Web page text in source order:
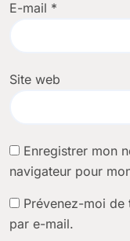
E-mail *
Site web
Enregistrer mon
navigateur pour
Prévenez-moi de
par e-mail.